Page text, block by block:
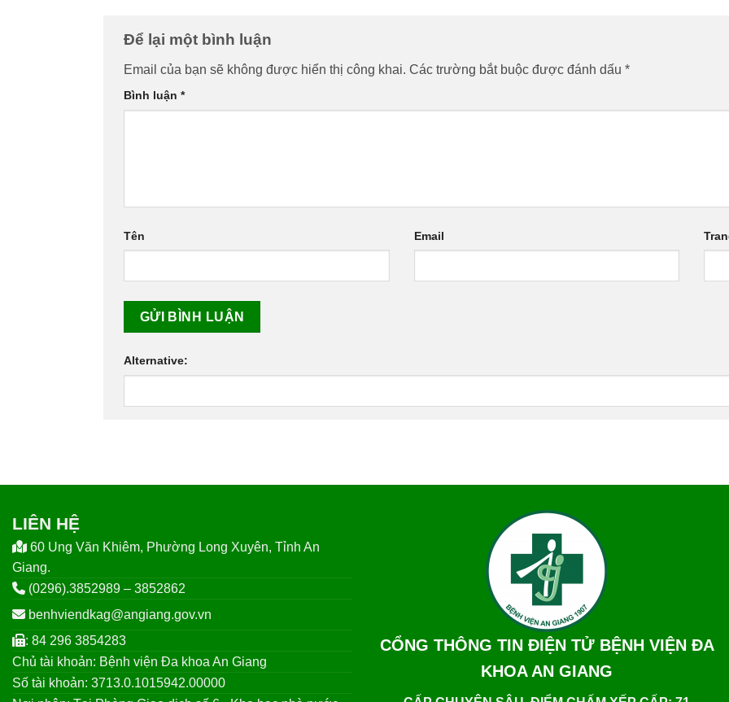
Để lại một bình luận
Email của bạn sẽ không được hiển thị công khai. Các trường bắt buộc được đánh dấu *
Bình luận *
Tên Email
Alternative:
LIÊN HỆ
60 Ung Văn Khiêm, Phường Long Xuyên, Tỉnh An
Giang.
(0296).3852989 – 3852862
benhviendkag@angiang.gov.vn
: 84 296 3854283
Chủ tài khoản: Bệnh viện Đa khoa An Giang
Số tài khoản: 3713.0.1015942.00000
CỔNG THÔNG TIN ĐIỆN TỬ BỆNH VIỆN ĐA
KHOA AN GIANG